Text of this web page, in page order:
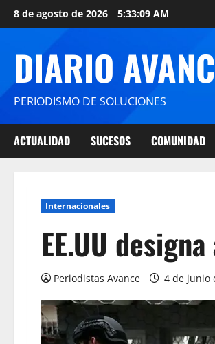
8 de agosto de 2026 5:33:10 AM
DIARIO
PERIODISMO DE SOLUCIONES
ACTUALIDAD SUCESOS COMUNIDAD
Internacionales
EE.UU
Periodistas Avance 4 de junio